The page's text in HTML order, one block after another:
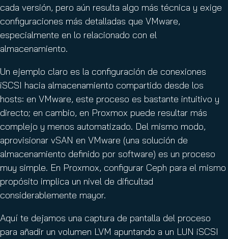
cada versión, pero aún resulta algo más técnica y exige
configuraciones más detalladas que VMware,
especialmente en lo relacionado con el
almacenamiento.
Un ejemplo claro es la configuración de conexiones
iSCSI hacia almacenamiento compartido desde los
hosts: en VMware, este proceso es bastante intuitivo y
directo; en cambio, en Proxmox puede resultar más
complejo y menos automatizado. Del mismo modo,
aprovisionar vSAN en VMware (una solución de
almacenamiento definido por software) es un proceso
muy simple. En Proxmox, configurar Ceph para el mismo
propósito implica un nivel de dificultad
considerablemente mayor.
Aquí te dejamos una captura de pantalla del proceso
para añadir un volumen LVM apuntando a un LUN iSCSI